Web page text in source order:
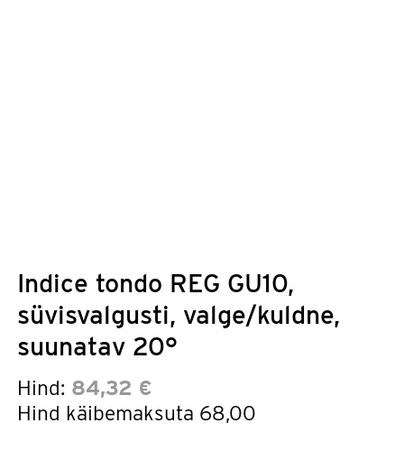
Indice tondo REG GU10,
süvisvalgusti, valge/kuldne,
suunatav 20°
Hind: 84,32 €
Hind käibemaksuta 68,00